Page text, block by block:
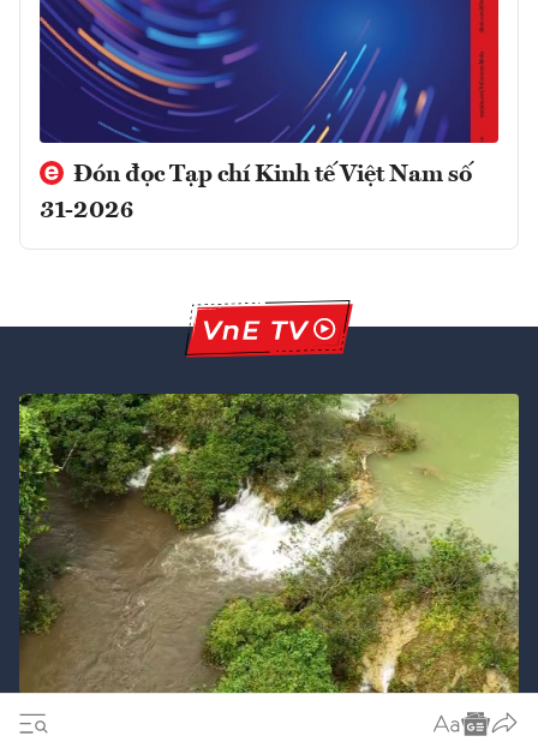
Đón đọc Tạp chí Kinh tế Việt Nam số
31-2026
Thanh Hóa khẩn trương làm rõ